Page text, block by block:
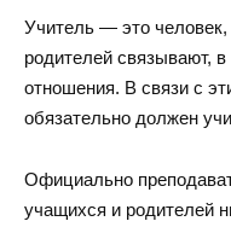
Учитель — это человек,
родителей связывают,
отношения. В связи с
обязательно должен
Официально
учащихся и родителей